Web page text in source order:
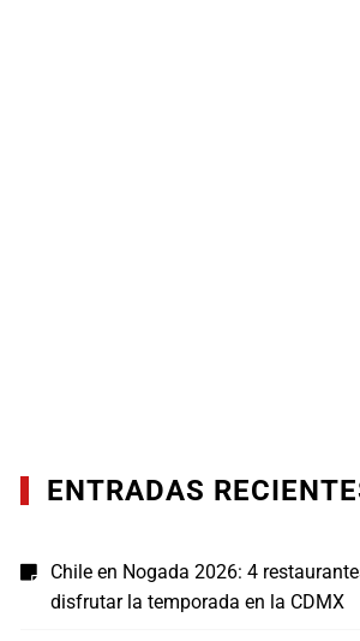
ENTRADAS
Chile en Nogada 2026: 4
disfrutar la temporada en la CDMX